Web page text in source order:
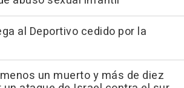
al Deportivo cedido por la
un muerto y más de diez